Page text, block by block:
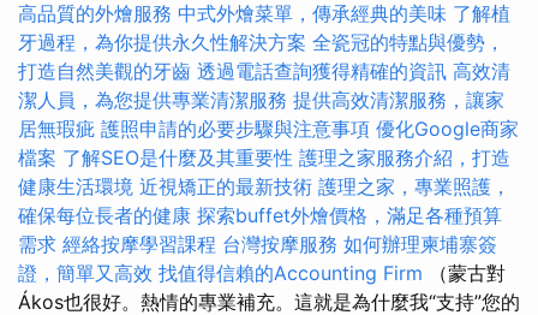
高品質的外燴服務 中式外燴菜單，傳承經典的美味 了解植
牙過程，為你提供永久性解決方案 全瓷冠的特點與優勢，
打造自然美觀的牙齒 透過電話查詢獲得精確的資訊 高效清
潔人員，為您提供專業清潔服務 提供高效清潔服務，讓家
居無瑕疵 護照申請的必要步驟與注意事項 優化Google商家
檔案 了解SEO是什麼及其重要性 護理之家服務介紹，打造
健康生活環境 近視矯正的最新技術 護理之家，專業照護，
確保每位長者的健康 探索buffet外燴價格，滿足各種預算
需求 經絡按摩學習課程 台灣按摩服務 如何辦理柬埔寨簽
證，簡單又高效 找值得信賴的Accounting Firm （蒙古對
Ákos也很好。熱情的專業補充。這就是為什麼我“支持”您的